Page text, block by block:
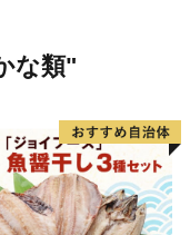
smallest
advantage of
Mountain and
in the area.
a community
な類"